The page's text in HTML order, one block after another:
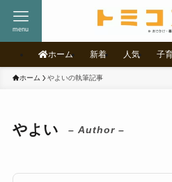
menu
ホーム 新着 人気 子
ホーム やよいの執筆記事
やよい – Author –